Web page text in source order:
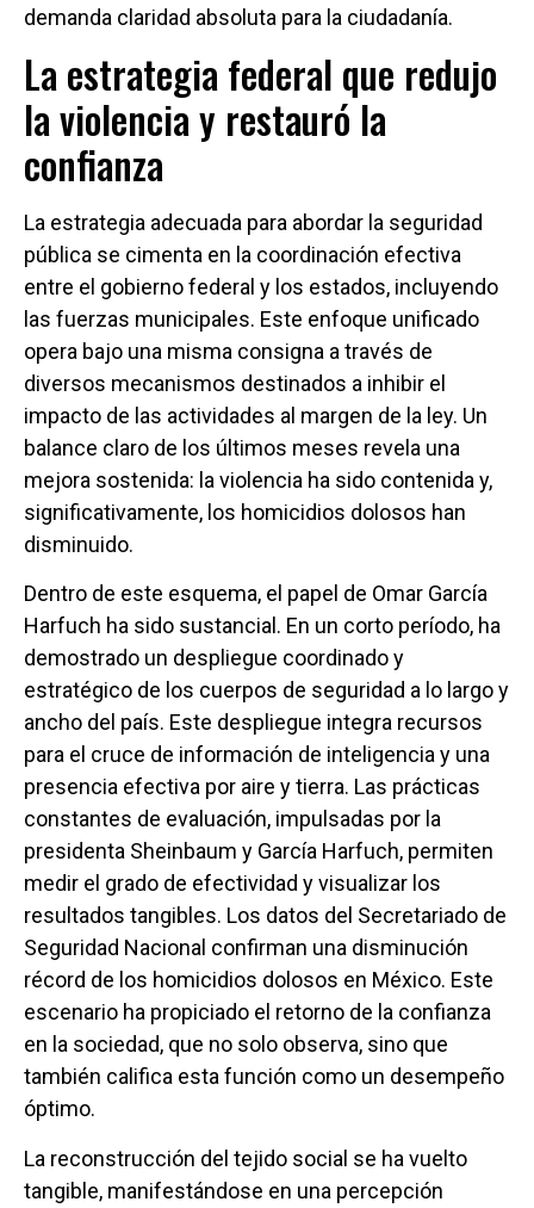
demanda claridad absoluta para la ciudadanía.
La estrategia federal que redujo
la violencia y restauró la
confianza
La estrategia adecuada para abordar la seguridad
pública se cimenta en la coordinación efectiva
entre el gobierno federal y los estados, incluyendo
las fuerzas municipales. Este enfoque unificado
opera bajo una misma consigna a través de
diversos mecanismos destinados a inhibir el
impacto de las actividades al margen de la ley. Un
balance claro de los últimos meses revela una
mejora sostenida: la violencia ha sido contenida y,
significativamente, los homicidios dolosos han
disminuido.
Dentro de este esquema, el papel de Omar García
Harfuch ha sido sustancial. En un corto período, ha
demostrado un despliegue coordinado y
estratégico de los cuerpos de seguridad a lo largo y
ancho del país. Este despliegue integra recursos
para el cruce de información de inteligencia y una
presencia efectiva por aire y tierra. Las prácticas
constantes de evaluación, impulsadas por la
presidenta Sheinbaum y García Harfuch, permiten
medir el grado de efectividad y visualizar los
resultados tangibles. Los datos del Secretariado de
Seguridad Nacional confirman una disminución
récord de los homicidios dolosos en México. Este
escenario ha propiciado el retorno de la confianza
en la sociedad, que no solo observa, sino que
también califica esta función como un desempeño
óptimo.
La reconstrucción del tejido social se ha vuelto
tangible, manifestándose en una percepción